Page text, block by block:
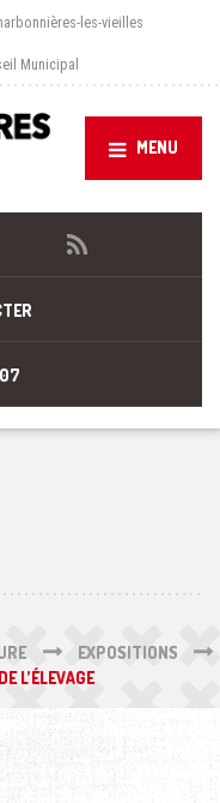
les-vieilles
Municipal
MENU
EXPOSITIONS
L’ÉLEVAGE